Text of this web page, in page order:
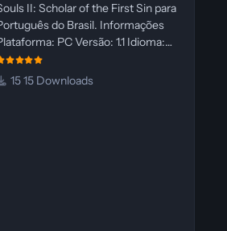
II: Scholar of the First Sin para
do Brasil. Informações
PC Versão: 1.1 Idioma:
Versão Suportada:
Idioma Suportado: Inglês
15 Downloads